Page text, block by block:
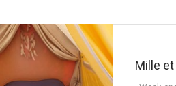
Mille